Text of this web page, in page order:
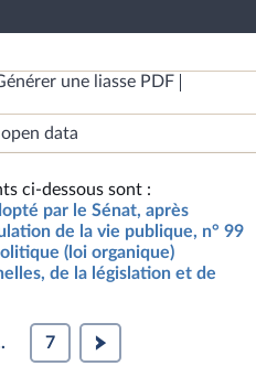
une liasse PDF
data
ci-dessous sont :
par le Sénat, après
de la vie publique, n° 99
(loi organique)
de la législation et de
7